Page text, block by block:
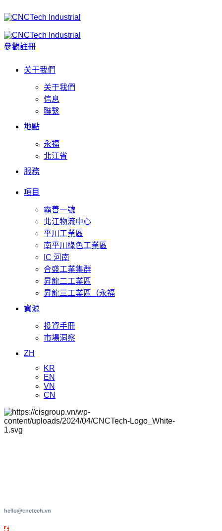
參觀註冊
关于我們
关于我們
信息
聯繫
地點
永福
北江省
服務
項目
霸善一號
北江物流中心
平川工業區
南平川綠色工業區
IC 河南
合盛工業集群
昇龍二工業區
昇龍三工業區（永福
資源
投資手冊
市場洞察
ZH
KR
EN
VN
CN
hello@cnctech.vn